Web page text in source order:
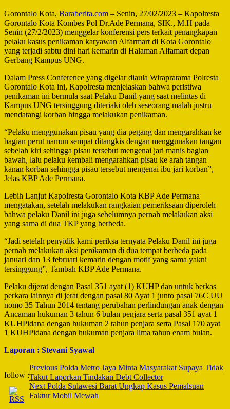
Gorontalo Kota, Baraberita.com – Senin, 27/02/2023 – Kapolresta
Gorontalo Kota Kombes Pol Dr.Ade Permana, SIK., M.H pada
Senin (27/2/2023) menggelar konferensi pers terkait penangkapan
pelaku kasus penikaman karyawan Alfarmart di Kota Gorontalo
yang terjadi sabtu dini hari kemarin di Halaman Alfamart depan
Gerbang Kampus UNG.
Dalam Press Conference yang digelar diaula Wirapratama Polresta
Gorontalo Kota ini, Kapolresta menjelaskan bahwa peristiwa
penikaman ini bermula saat Pelaku Danil yang saat melintas di
Kampus UNG tersinggung diteriaki oleh seseorang malah justru
mendatangi korban hingga melakukan penikaman.
“Pelaku menggunakan pisau yang dia pegang dan mengarahkan ke
bagian perut namun sempat ditangkis dengan menggunakan tangan
sebelah kiri sehingga pisau tersebut mengenai jari manis bagian
bawah, lalu pelaku kembali mengarahkan pisau ke arah tangan
kanan korban sehingga pisau tersebut mengenai ibu jari korban”,
Jelas KBP Ade Permana.
Lebih Lanjut Kapolresta Gorontalo Kota KBP Ade Permana
mengatakan, setelah melakukan rangkaian pemeriksaan diperoleh
bahwa pelaku Danil ini juga sebelumnya pernah melakukan aksi
yang sama di dua TKP yang berbeda.
“Jadi setelah penyidik kami periksa ternyata Pelaku Danil ini juga
pernah melakukan aksi penikaman di dua tempat berbeda pada
januari dan 13 februari kemarin dengan motif yang sama yakni
tersinggung”, Tambah KBP Ade Permana.
Pelaku dijerat dengan Pasal 351 ayat (1) KUHP dan untuk berkas
perkara lainnya di jerat dengan pasal 80 Ayat 1 junto pasal 76C UU
nomo 35 Tahun 2014 tentang perubahan perlindungan anak dengan
Ancaman hukuman 3 tahun 6 bulan penjara serta pasal 351 ayat 1
KUHPidana dengan hukuman 2 tahun penjara serta Pasal 170 ayat
1 KUHPidana dengan hukuman penjara lima tahun enam bulan.
Laporan : Stevani Syawal
follow :
Post
Navigation
Previous Polda Metro Jaya Minta Masyarakat Supaya Tidak
Takut Laporkan Tindakan Debt Collector
Next Polda Sulawesi Barat Ungkap Kasus Pemalsuan
Faktur Mobil Mewah